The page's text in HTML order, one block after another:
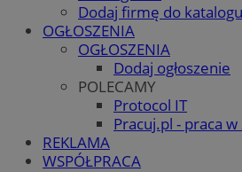
Dodaj firmę do katalogu
OGŁOSZENIA
OGŁOSZENIA
Dodaj ogłoszenie
POLECAMY
Protocol IT
Pracuj.pl - praca
REKLAMA
WSPÓŁPRACA